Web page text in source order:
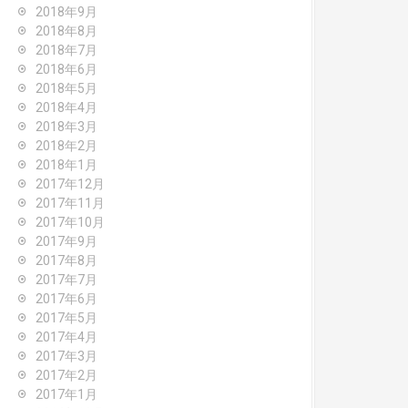
2018年9月
2018年8月
2018年7月
2018年6月
2018年5月
2018年4月
2018年3月
2018年2月
2018年1月
2017年12月
2017年11月
2017年10月
2017年9月
2017年8月
2017年7月
2017年6月
2017年5月
2017年4月
2017年3月
2017年2月
2017年1月